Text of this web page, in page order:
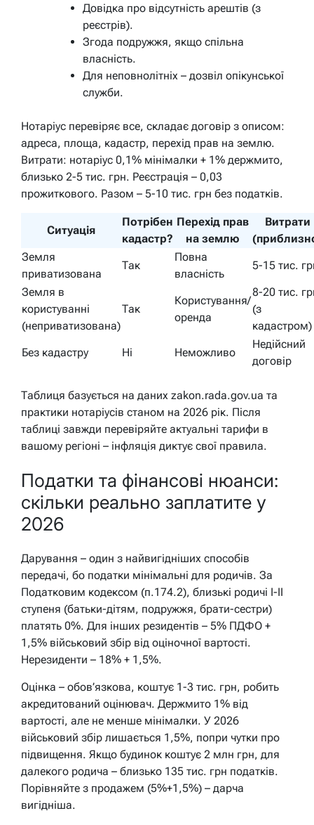
Довідка про відсутність арештів (з
реєстрів).
Згода подружжя, якщо спільна
власність.
Для неповнолітніх – дозвіл опікунської
служби.
Нотаріус перевіряє все, складає договір з описом:
адреса, площа, кадастр, перехід прав на землю.
Витрати: нотаріус 0,1% мінімалки + 1% держмито,
близько 2-5 тис. грн. Реєстрація – 0,03
прожиткового. Разом – 5-10 тис. грн без податків.
Ситуація
Потрібен
кадастр?
Перехід прав
на землю
Витрати
Земля
приватизована
Так
Повна
власність
5-15 тис.
Земля в
користуванні
(неприватизована)
Так
Користування/
оренда
8-20 тис.
(з
кадастром)
Без кадастру
Ні Неможливо
Недійсний
договір
Таблиця базується на даних zakon.rada.gov.ua та
практики нотаріусів станом на 2026 рік. Після
таблиці завжди перевіряйте актуальні тарифи в
вашому регіоні – інфляція диктує свої правила.
Податки та фінансові нюанси:
скільки реально заплатите у
2026
Дарування – один з найвигідніших способів
передачі, бо податки мінімальні для родичів. За
Податковим кодексом (п.174.2), близькі родичі І-ІІ
ступеня (батьки-дітям, подружжя, брати-сестри)
платять 0%. Для інших резидентів – 5% ПДФО +
1,5% військовий збір від оціночної вартості.
Нерезиденти – 18% + 1,5%.
Оцінка – обов’язкова, коштує 1-3 тис. грн, робить
акредитований оцінювач. Держмито 1% від
вартості, але не менше мінімалки. У 2026
військовий збір лишається 1,5%, попри чутки про
підвищення. Якщо будинок коштує 2 млн грн, для
далекого родича – близько 135 тис. грн податків.
Порівняйте з продажем (5%+1,5%) – дарча
вигідніша.